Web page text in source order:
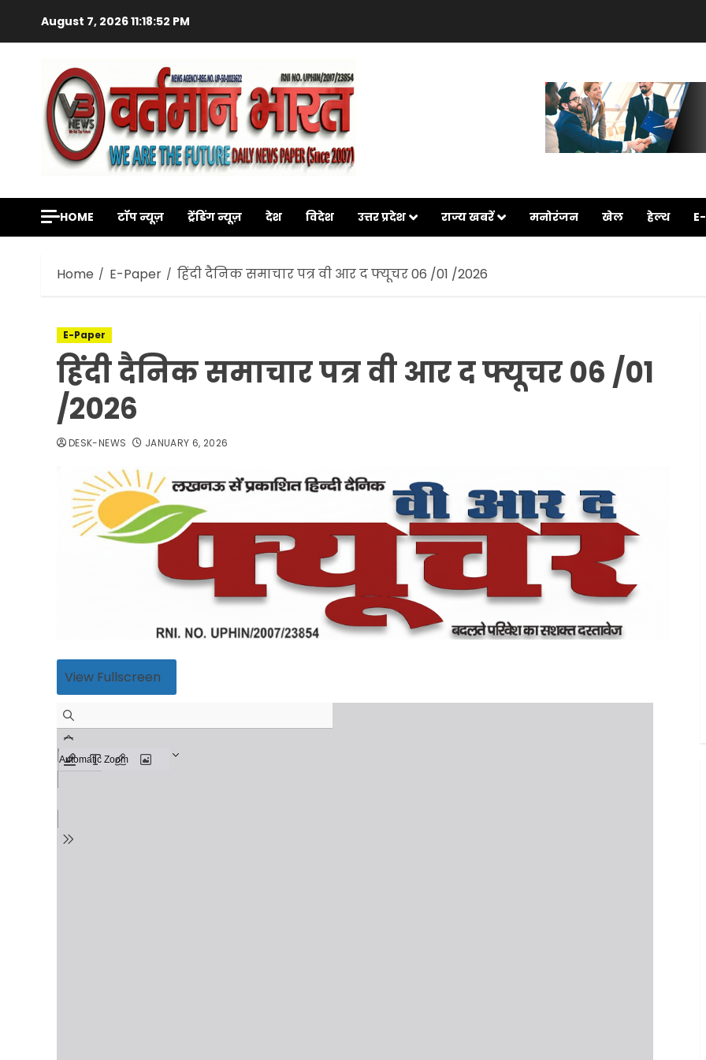
content
August 7, 202611:18:54 PM
HOME टॉप न्यूज़ ट्रेंडिंग न्यूज़ देश विदेश उत्तर प्रदेश राज्य खबरें मनोरंजन खेल हेल्थ
Home E-Paper हिंदी दैनिक समाचार पत्र वी आर द फ्यूचर 06 /01 /2026
E-Paper
हिंदी दैनिक समाचार पत्र वी आर द फ्यूचर 06 /01
/2026
DESK-NEWS JANUARY 6, 2026
View Fullscreen